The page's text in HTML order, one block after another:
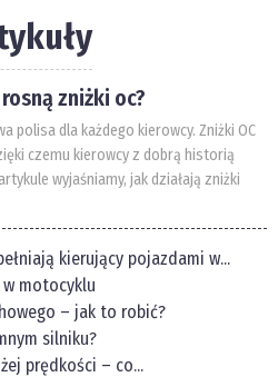
rosną zniżki oc?
polisa dla każdego kierowcy. Zniżki OC
czemu kierowcy z dobrą historią
wyjaśniamy, jak działają zniżki
kierujący pojazdami w...
motocyklu
– jak to robić?
silniku?
prędkości – co...